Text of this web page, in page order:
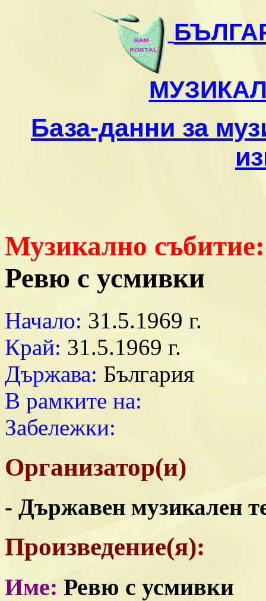
База-данни за
Музикално събитие:
Ревю с усмивки
Начало: 31.5.1969 г.
Край: 31.5.1969 г.
Държава: България
В рамките на:
Забележки:
Организатор(и)
- Държавен музикален
Произведение(я):
Име: Ревю с усмивки